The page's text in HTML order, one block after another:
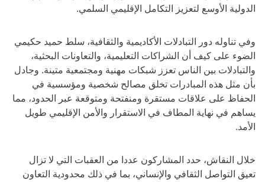
الدولية الأوسع لتعزيز التكامل الإقليمي السلمي.
وفي تناوله دور التبادلات الأكاديمية والثقافية، سلط حميد حكيمي
الضوء على كيف أن الشراكات التعليمية، والتعاونات البحثية،
والتبادلات بين الناس تعزز شبكات مهنية ومجتمعية متينة. وجادل
بأن مثل هذه المبادرات تخلق مصالح شخصية ومؤسسية في
الحفاظ على علاقات مستقرة ومنفتحة ومتوقعة عبر الحدود، مما
يساهم في نهاية المطاف في الاستقرار والأمن الإقليمي طويل
الأمد.
خلال النقاش، حدد المشاركون عددا من العقبات التي لا تزال
تعيق التواصل الثقافي والإنساني، بما في ذلك محدودية التعاون